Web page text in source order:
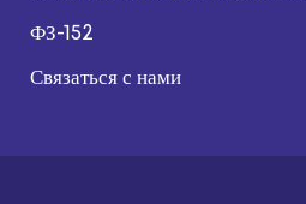
ФЗ-152
Связаться с нами